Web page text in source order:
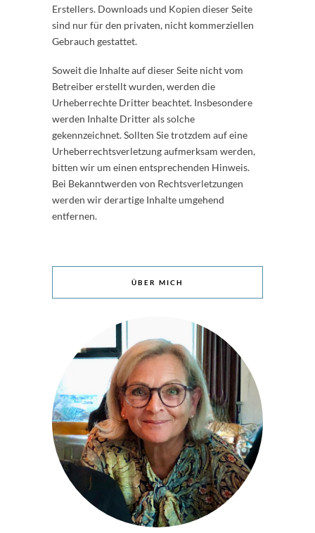
Erstellers. Downloads und Kopien dieser Seite
sind nur für den privaten, nicht kommerziellen
Gebrauch gestattet.
Soweit die Inhalte auf dieser Seite nicht vom
Betreiber erstellt wurden, werden die
Urheberrechte Dritter beachtet. Insbesondere
werden Inhalte Dritter als solche
gekennzeichnet. Sollten Sie trotzdem auf eine
Urheberrechtsverletzung aufmerksam werden,
bitten wir um einen entsprechenden Hinweis.
Bei Bekanntwerden von Rechtsverletzungen
werden wir derartige Inhalte umgehend
entfernen.
ÜBER MICH